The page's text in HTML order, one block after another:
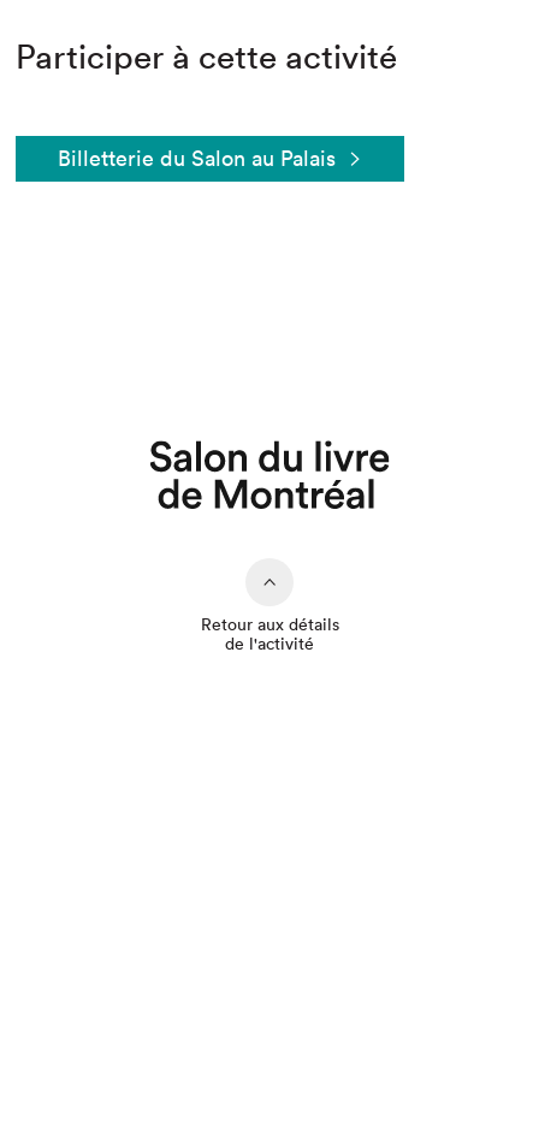
Participer à cette activité
Billetterie du Salon au Palais
Retour aux détails
de l'activité